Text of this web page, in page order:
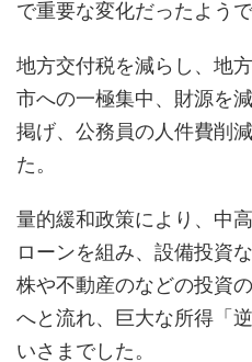
で重要な変化だったようで
地方交付税を減らし、地
市への一極集中、財源を
掲げ、公務員の人件費削
た。
量的緩和政策により、中
ローンを組み、設備投資
株や不動産のなどの投資
へと流れ、巨大な所得「
いさまでした。